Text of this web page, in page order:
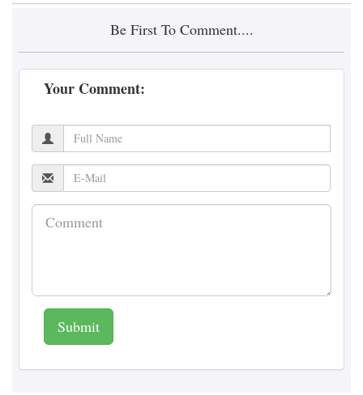
Be First To Comment....
Your Comment:
Submit